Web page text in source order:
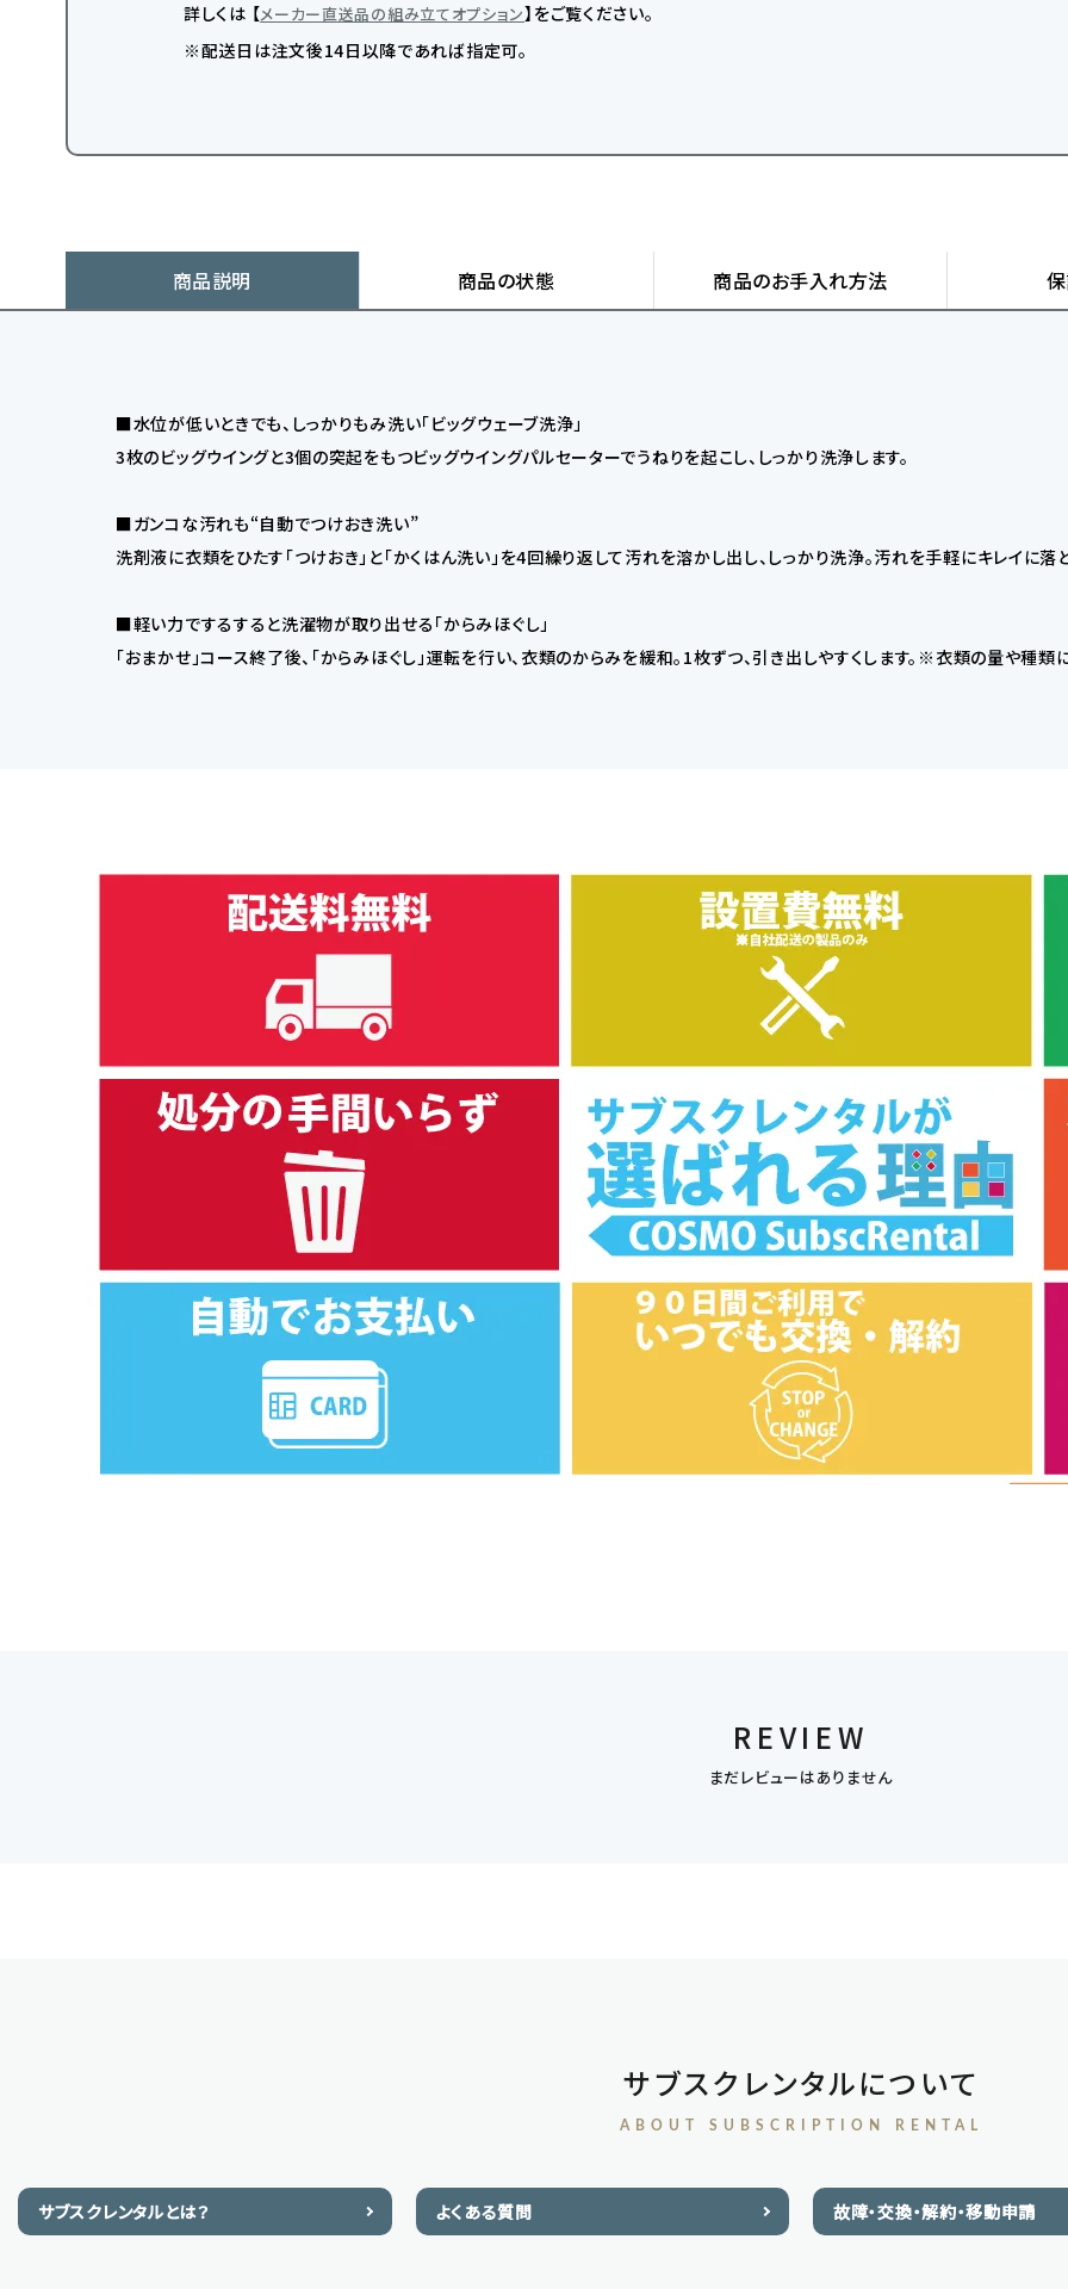
詳しくは 【メーカー直送品の組み立てオプション】をご覧ください。
※配送日は注文後14日以降であれば指定可。
商品説明 商品の状態 商品のお手入れ方法
■水位が低いときでも、しっかりもみ洗い「ビッグウェーブ洗浄」
3枚のビッグウイングと3個の突起をもつビッグウイングパルセーターでうねりを起こし、しっかり洗浄します。
■ガンコな汚れも“自動でつけおき洗い”
洗剤液に衣類をひたす「つけおき」と「かくはん洗い」を4回繰り返して汚れを溶かし出し、しっかり洗浄。汚れを手軽にキレイに落
■軽い力でするすると洗濯物が取り出せる「からみほぐし」
「おまかせ」コース終了後、「からみほぐし」運転を行い、衣類のからみを緩和。1枚ずつ、引き出しやすくします。※衣類の量や種類
REVIEW
まだレビューはありません
サブスクレンタルについて
ABOUT SUBSCRIPTION RENTAL
サブスクレンタルとは？ よくある質問 故障・交換・解約・移動申請